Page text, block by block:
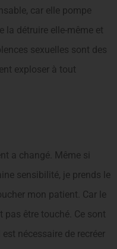
car elle pompe
la détruire elle-même et
sexuelles sont des
exploser à tout
a changé. Même si
sensibilité, je prends le
mon patient. Car le
pas être touché. Ce sont
nécessaire de recréer